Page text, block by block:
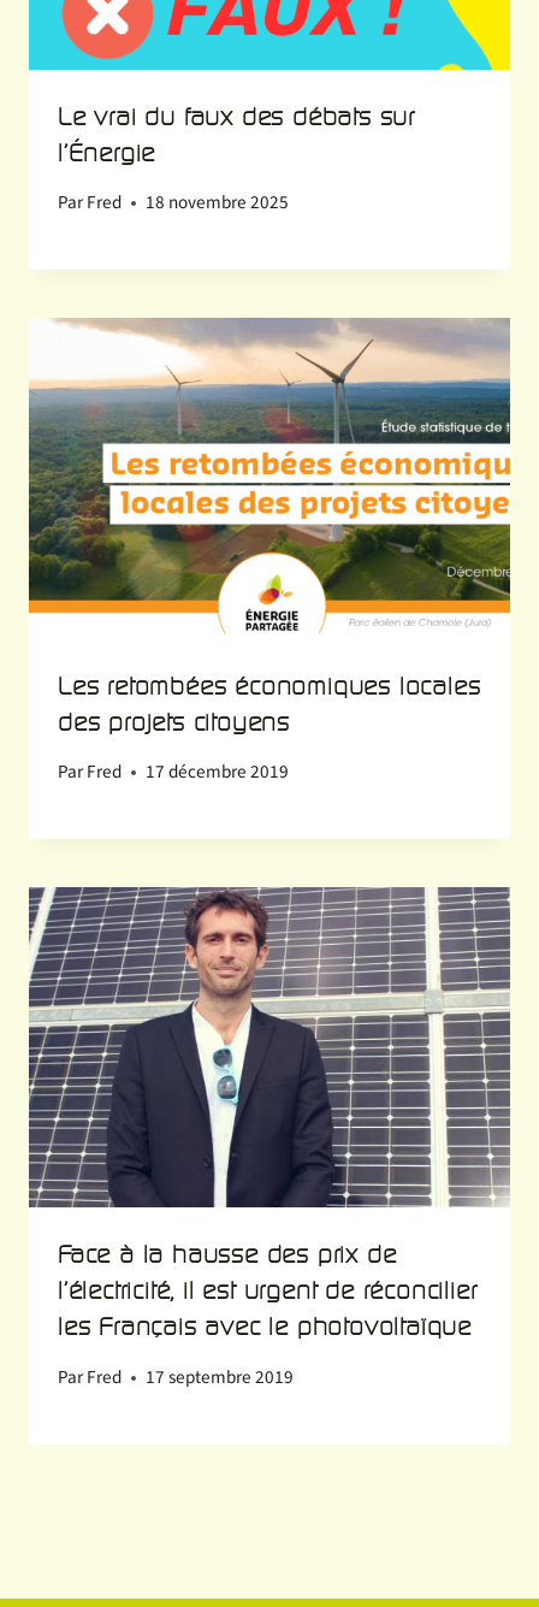
Le vrai du faux des débats sur
l’Énergie
Par Fred 18 novembre 2025
Les retombées économiques locales
des projets citoyens
Par Fred 17 décembre 2019
Face à la hausse des prix de
l’électricité, il est urgent de réconcilier
les Français avec le photovoltaïque
Par Fred 17 septembre 2019